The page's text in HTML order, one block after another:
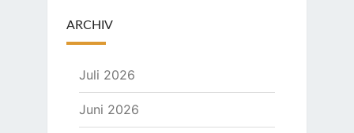
ARCHIV
Juli 2026
Juni 2026